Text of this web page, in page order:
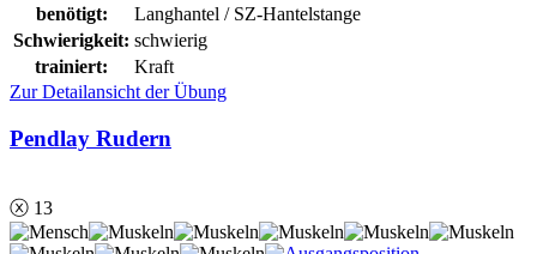
benötigt:
Langhantel / SZ-Hantelstange
Schwierigkeit: schwierig
trainiert:
Kraft
Zur Detailansicht der Übung
Pendlay Rudern
ⓧ 13